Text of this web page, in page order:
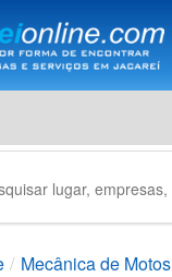
Mecânica de Motos